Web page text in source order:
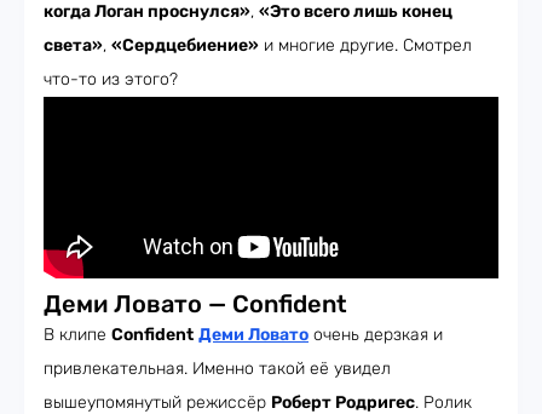
когда Логан проснулся», «Это всего лишь конец
света», «Сердцебиение» и многие другие. Смотрел
что-то из этого?
Деми Ловато — Confident
В клипе Confident Деми Ловато очень дерзкая и
привлекательная. Именно такой её увидел
вышеупомянутый режиссёр Роберт Родригес. Ролик